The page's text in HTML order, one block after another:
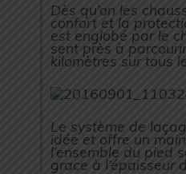
Dès qu’on les
confort et la
est englobé par le
sent près à
kilomètres sur tous
Le système de
idée et offre un
l’ensemble du pied
grace à l’épaisseur